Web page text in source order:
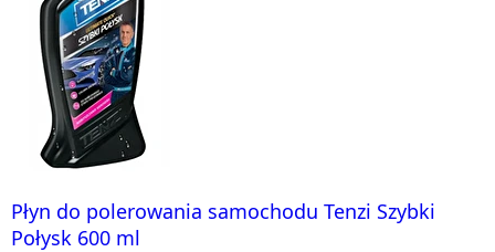
Płyn do polerowania samochodu Tenzi Szybki
Połysk 600 ml